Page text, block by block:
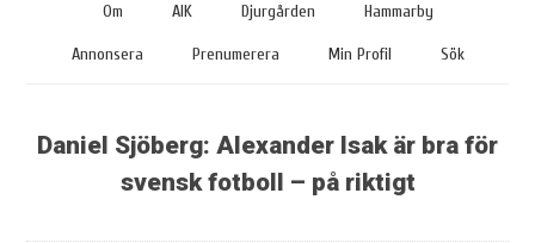
Om AIK Djurgården Hammarby
Annonsera Prenumerera Min Profil Sök
Daniel Sjöberg: Alexander Isak är bra för
svensk fotboll – på riktigt